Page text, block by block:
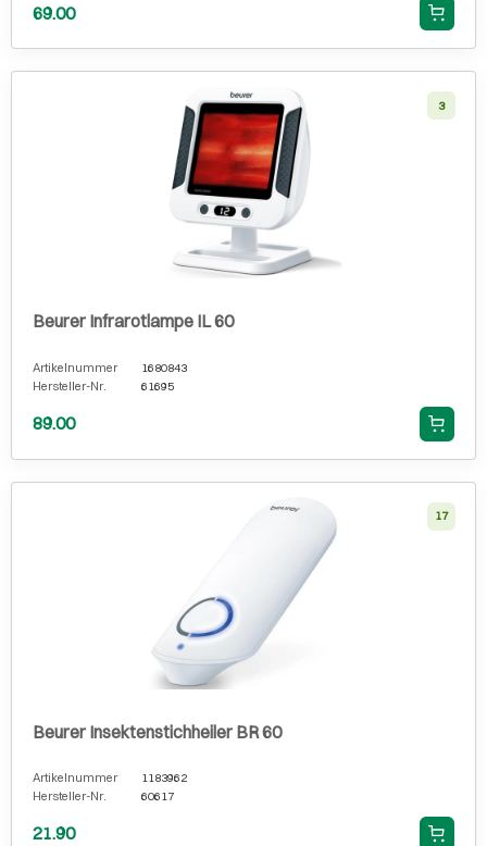
69.00
3
Beurer Infrarotlampe IL 60
Artikelnummer
1680843
Hersteller-Nr.
61695
89.00
17
Beurer Insektenstichheiler BR 60
Artikelnummer
1183962
Hersteller-Nr.
60617
21.90